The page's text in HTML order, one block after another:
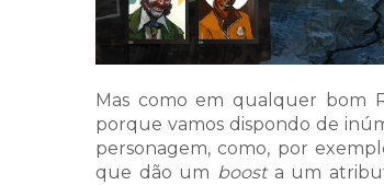
Mas como em qualquer bom
porque vamos dispondo de
personagem, como, por
que dão um boosta um